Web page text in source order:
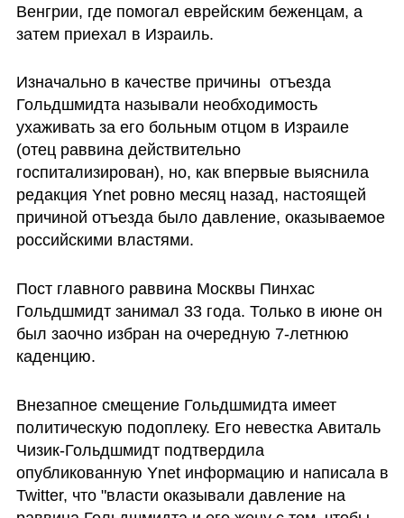
Венгрии, где помогал еврейским беженцам, а
затем приехал в Израиль.
Изначально в качестве причины  отъезда
Гольдшмидта называли необходимость
ухаживать за его больным отцом в Израиле
(отец раввина действительно
госпитализирован), но, как впервые выяснила
редакция Ynet ровно месяц назад, настоящей
причиной отъезда было давление, оказываемое
российскими властями.
Пост главного раввина Москвы Пинхас
Гольдшмидт занимал 33 года. Только в июне он
был заочно избран на очередную 7-летнюю
каденцию.
Внезапное смещение Гольдшмидта имеет
политическую подоплеку. Его невестка Авиталь
Чизик-Гольдшмидт подтвердила
опубликованную Ynet информацию и написала в
Twitter, что "власти оказывали давление на